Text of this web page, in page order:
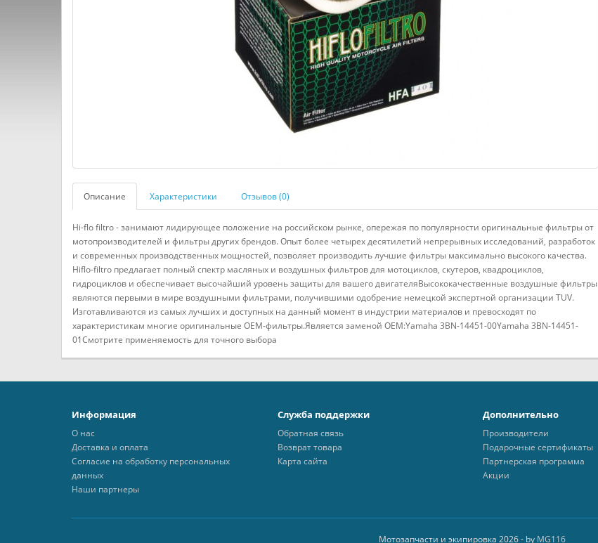
Описание Характеристики Отзывов (0)
Hi-flo filtro - занимают лидирующее положение на российском рынке, опережая по популярности оригинальные фильтры от
мотопроизводителей и фильтры других брендов. Опыт более четырех десятилетий непрерывных исследований, разработок
и современных производственных мощностей, позволяет производить лучшие фильтры максимально высокого качества.
Hiflo-filtro предлагает полный спектр масляных и воздушных фильтров для мотоциклов, скутеров, квадроциклов,
гидроциклов и обеспечивает высочайший уровень защиты для вашего двигателяВысококачественные воздушные фильтры
являются первыми в мире воздушными фильтрами, получившими одобрение немецкой экспертной организации TUV.
Изготавливаются из самых лучших и доступных на данный момент в индустрии материалов и превосходят по
характеристикам многие оригинальные OEM-фильтры.Является заменой OEM:Yamaha 3BN-14451-00Yamaha 3BN-14451-
01Смотрите применяемость для точного выбора
Информация
О нас
Доставка и оплата
Согласие на обработку персональных
данных
Наши партнеры
Служба поддержки
Обратная связь
Возврат товара
Карта сайта
Дополнительно
Производители
Подарочные сертификаты
Партнерская программа
Акции
Мотозапчасти и экипировка 2026 - by MG116